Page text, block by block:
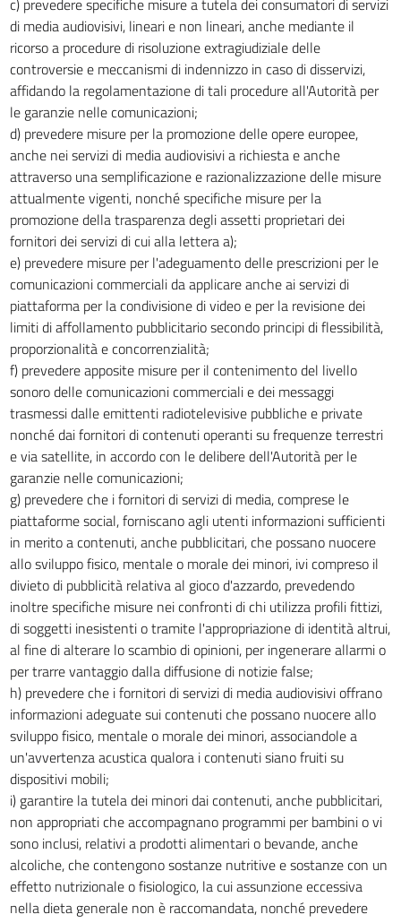
c) prevedere specifiche misure a tutela dei consumatori di servizi
di media audiovisivi, lineari e non lineari, anche mediante il
ricorso a procedure di risoluzione extragiudiziale delle
controversie e meccanismi di indennizzo in caso di disservizi,
affidando la regolamentazione di tali procedure all'Autorità per
le garanzie nelle comunicazioni;
d) prevedere misure per la promozione delle opere europee,
anche nei servizi di media audiovisivi a richiesta e anche
attraverso una semplificazione e razionalizzazione delle misure
attualmente vigenti, nonché specifiche misure per la
promozione della trasparenza degli assetti proprietari dei
fornitori dei servizi di cui alla lettera a);
e) prevedere misure per l'adeguamento delle prescrizioni per le
comunicazioni commerciali da applicare anche ai servizi di
piattaforma per la condivisione di video e per la revisione dei
limiti di affollamento pubblicitario secondo principi di flessibilità,
proporzionalità e concorrenzialità;
f) prevedere apposite misure per il contenimento del livello
sonoro delle comunicazioni commerciali e dei messaggi
trasmessi dalle emittenti radiotelevisive pubbliche e private
nonché dai fornitori di contenuti operanti su frequenze terrestri
e via satellite, in accordo con le delibere dell'Autorità per le
garanzie nelle comunicazioni;
g) prevedere che i fornitori di servizi di media, comprese le
piattaforme social, forniscano agli utenti informazioni sufficienti
in merito a contenuti, anche pubblicitari, che possano nuocere
allo sviluppo fisico, mentale o morale dei minori, ivi compreso il
divieto di pubblicità relativa al gioco d'azzardo, prevedendo
inoltre specifiche misure nei confronti di chi utilizza profili fittizi,
di soggetti inesistenti o tramite l'appropriazione di identità altrui,
al fine di alterare lo scambio di opinioni, per ingenerare allarmi o
per trarre vantaggio dalla diffusione di notizie false;
h) prevedere che i fornitori di servizi di media audiovisivi offrano
informazioni adeguate sui contenuti che possano nuocere allo
sviluppo fisico, mentale o morale dei minori, associandole a
un'avvertenza acustica qualora i contenuti siano fruiti su
dispositivi mobili;
i) garantire la tutela dei minori dai contenuti, anche pubblicitari,
non appropriati che accompagnano programmi per bambini o vi
sono inclusi, relativi a prodotti alimentari o bevande, anche
alcoliche, che contengono sostanze nutritive e sostanze con un
effetto nutrizionale o fisiologico, la cui assunzione eccessiva
nella dieta generale non è raccomandata, nonché prevedere